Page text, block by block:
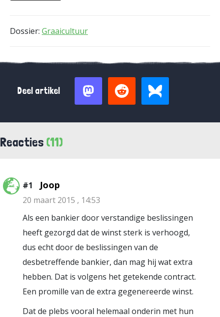
Dossier: Graaicultuur
Deel artikel
Reacties (11)
#1 Joop
20 maart 2015 , 14:53
Als een bankier door verstandige beslissingen
heeft gezorgd dat de winst sterk is verhoogd,
dus echt door de beslissingen van de
desbetreffende bankier, dan mag hij wat extra
hebben. Dat is volgens het getekende contract.
Een promille van de extra gegenereerde winst.
Dat de plebs vooral helemaal onderin met hun